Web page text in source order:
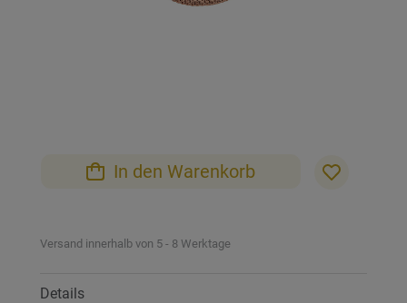
springen
In den Warenkorb
Versand innerhalb von 5 - 8 Werktage
Details